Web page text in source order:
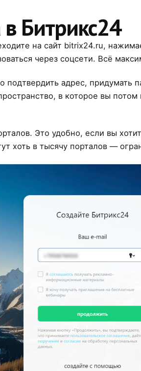
Битрикс24
на сайт bitrix24.ru,
через соцсети. Всё
адрес, придумать
в которое вы
Это удобно, если вы
хоть в тысячу порталов —